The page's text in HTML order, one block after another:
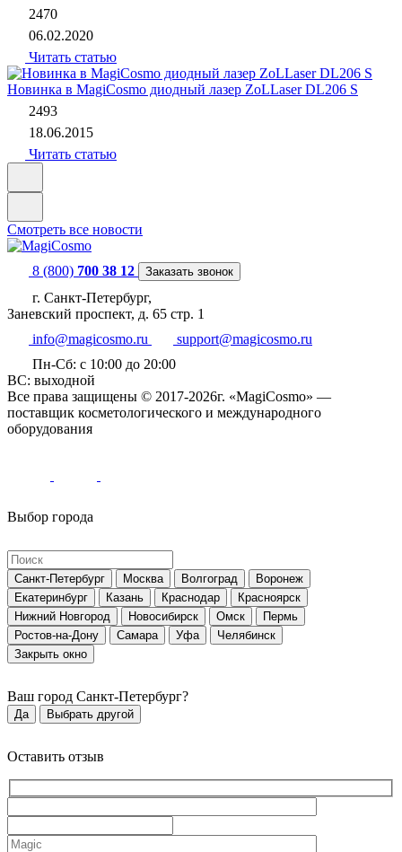
2470
06.02.2020
Читать статью
Новинка в MagiCosmo диодный лазер ZoLLaser DL206 S
2493
18.06.2015
Читать статью
Смотреть все новости
8 (800) 700 38 12 Заказать звонок
г. Санкт-Петербург,
Заневский проспект, д. 65 стр. 1
info@magicosmo.ru
support@magicosmo.ru
Пн-Сб: с 10:00 до 20:00
ВС: выходной
Все права защищены © 2017-2026г. «MagiCosmo» —
поставщик косметологического и международного
оборудования
Выбор города
Санкт-Петербург Москва Волгоград
Воронеж
Екатеринбург
Казань Краснодар
Красноярск
Нижний Новгород
Новосибирск Омск
Пермь
Ростов-на-Дону
Самара Уфа
Челябинск
Закрыть окно
Ваш город Санкт-Петербург?
Да Выбрать другой
Оставить отзыв